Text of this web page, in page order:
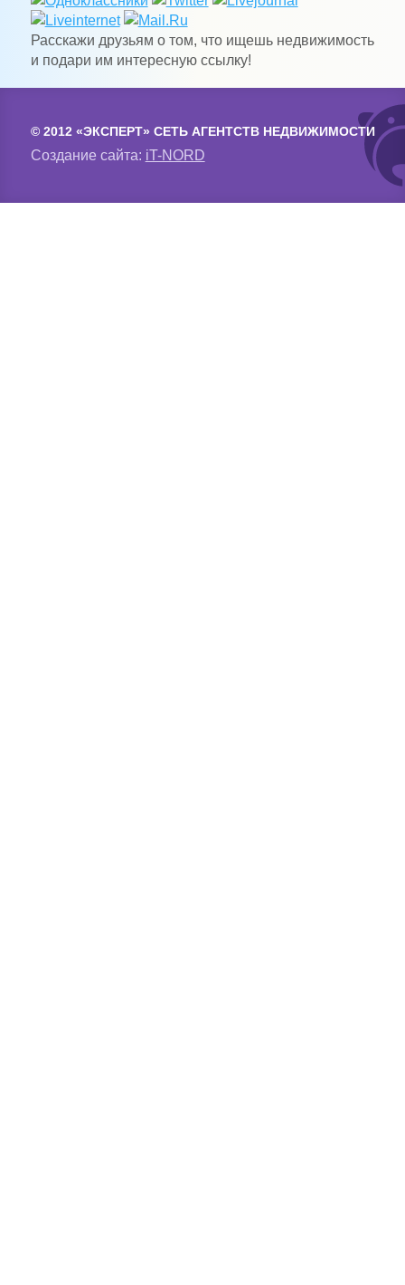
Расскажи друзьям о том, что ищешь недвижимость
и подари им интересную ссылку!
© 2012 «ЭКСПЕРТ» СЕТЬ АГЕНТСТВ НЕДВИЖИМОСТИ
Создание сайта: iT-NORD